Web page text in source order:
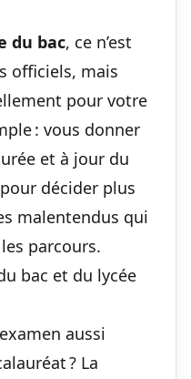
du bac, ce n’est
officiels, mais
pour votre
: vous donner
et à jour du
décider plus
malentendus qui
parcours.
bac et du lycée
aussi
? La